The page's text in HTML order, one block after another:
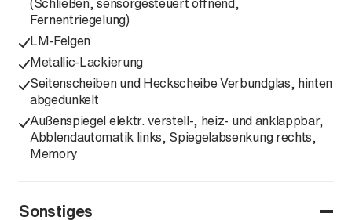
Fernentriegelung)
LM-Felgen
Metallic-Lackierung
Seitenscheiben und Heckscheibe Verbundglas, hinten
abgedunkelt
Außenspiegel elektr. verstell-, heiz- und anklappbar,
Abblendautomatik links, Spiegelabsenkung rechts,
Memory
Sonstiges